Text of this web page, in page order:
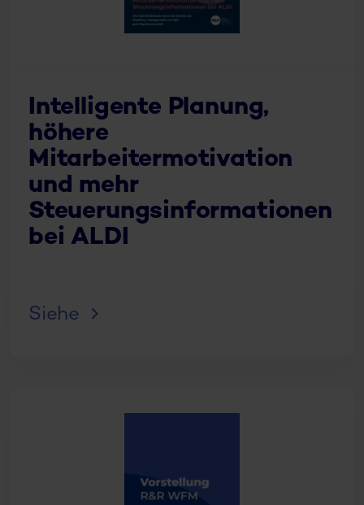
Intelligente Planung,
höhere
Mitarbeitermotivation
und mehr
Steuerungsinformationen
bei ALDI
Siehe